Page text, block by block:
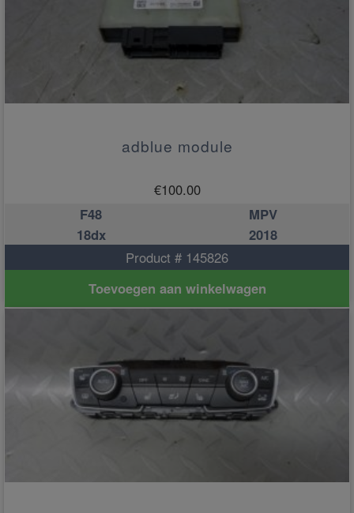
adblue module
€100.00
F48
MPV
18dx
2018
Product # 145826
Toevoegen aan winkelwagen